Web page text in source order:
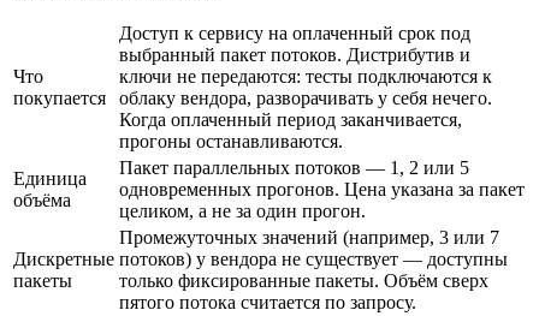
Что
покупается
Доступ к сервису на оплаченный срок под
выбранный пакет потоков. Дистрибутив и
ключи не передаются: тесты подключаются к
облаку вендора, разворачивать у себя нечего.
Когда оплаченный период заканчивается,
прогоны останавливаются.
Единица
объёма
Пакет параллельных потоков — 1, 2 или 5
одновременных прогонов. Цена указана за пакет
целиком, а не за один прогон.
Дискретные
пакеты
Промежуточных значений (например, 3 или 7
потоков) у вендора не существует — доступны
только фиксированные пакеты. Объём сверх
пятого потока считается по запросу.